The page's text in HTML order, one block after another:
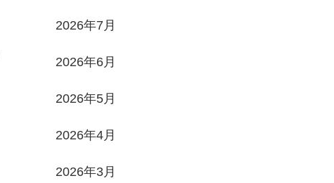
2026年7月
2026年6月
2026年5月
2026年4月
2026年3月